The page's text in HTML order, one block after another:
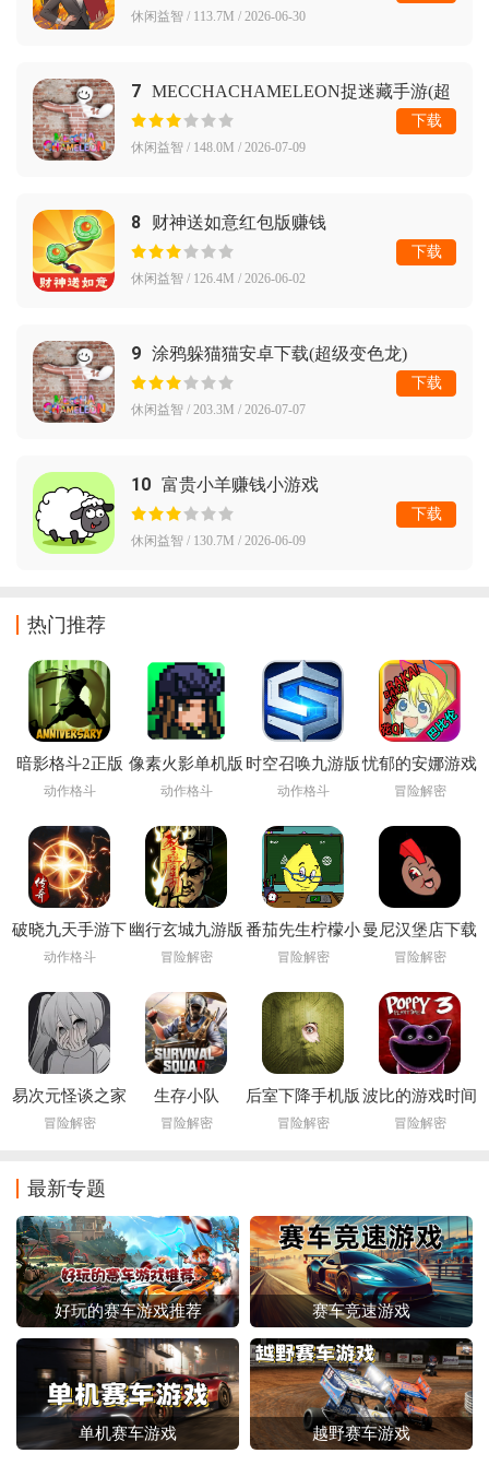
休闲益智 / 113.7M / 2026-06-30
7 MECCHACHAMELEON捉迷藏手游(超
级变色龙)
休闲益智 / 148.0M / 2026-07-09
下载
8 财神送如意红包版赚钱
休闲益智 / 126.4M / 2026-06-02
下载
9 涂鸦躲猫猫安卓下载(超级变色龙)
休闲益智 / 203.3M / 2026-07-07
下载
10 富贵小羊赚钱小游戏
休闲益智 / 130.7M / 2026-06-09
下载
热门推荐
暗影格斗2正版
下载安装
2)
动作格斗
像素火影单机版
下载安装
动作格斗
时空召唤九游版
动作格斗
忧郁的安娜游戏
冒险解密
破晓九天手游下
载
动作格斗
幽行玄城九游版
冒险解密
番茄先生柠檬小
姐下载安装
冒险解密
曼尼汉堡店下载
官方
Infernal Bonds)
冒险解密
易次元怪谈之家
下载正版官方手
冒险解密
生存小队
(Survival Squad)
冒险解密
后室下降手机版
下载(Backrooms
冒险解密
波比的游戏时间
第三章手机版
冒险解密
最新专题
好玩的赛车游戏推荐 赛车竞速游戏
单机赛车游戏 越野赛车游戏